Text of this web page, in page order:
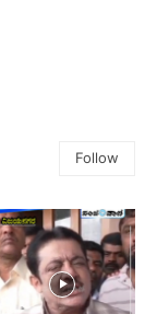
Follow